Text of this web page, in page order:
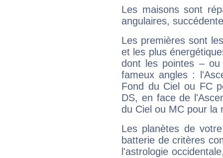
Les maisons sont
angulaires,
Les premières sont
et les plus
dont les pointes –
fameux angles :
Fond du Ciel ou FC
DS, en face de
du Ciel ou MC pour la
Les planètes de
batterie de critères
l'astrologie